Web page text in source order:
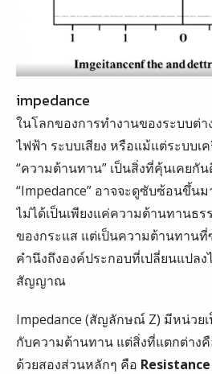
impedance
ในโลกของการทำงานของระบบต่า
ไฟฟ้า ระบบเสียง หรือแม้แต่ระบบเ
“ความต้านทาน” เป็นสิ่งที่คุ้นเคยกั
“Impedance” อาจจะดูซับซ้อนขึ้นม
ไม่ได้เป็นเพียงแค่ความต้านทานธ
ของกระแส แต่เป็นความต้านทาน
คำนึงถึงองค์ประกอบที่เปลี่ยนแปล
สัญญาณ
Impedance (สัญลักษณ์ Z) มีหน่วย
กับความต้านทาน แต่สิ่งที่แตกต่าง
ด้วยสองส่วนหลักๆ คือ Resistance